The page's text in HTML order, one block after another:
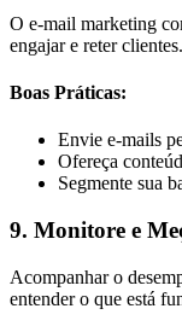
O e-mail marketing
engajar e reter clientes.
Boas Práticas:
Envie e-mails
Ofereça
Segmente sua
9. Monitore e
Acompanhar o
entender o que está